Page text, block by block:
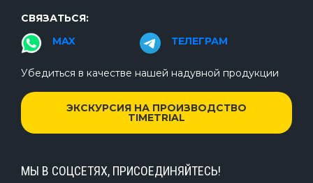
СВЯЗАТЬСЯ:
MAX
ТЕЛЕГРАМ
Убедиться в качестве нашей надувной продукции
ЭКСКУРСИЯ НА ПРОИЗВОДСТВО
TIMETRIAL
МЫ В СОЦСЕТЯХ, ПРИСОЕДИНЯЙТЕСЬ!